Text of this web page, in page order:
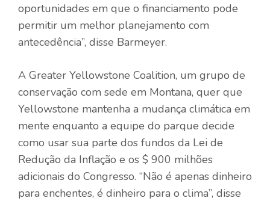
oportunidades em que o financiamento pode
permitir um melhor planejamento com
antecedência”, disse Barmeyer.
A Greater Yellowstone Coalition, um grupo de
conservação com sede em Montana, quer que
Yellowstone mantenha a mudança climática em
mente enquanto a equipe do parque decide
como usar sua parte dos fundos da Lei de
Redução da Inflação e os $ 900 milhões
adicionais do Congresso. “Não é apenas dinheiro
para enchentes, é dinheiro para o clima”, disse